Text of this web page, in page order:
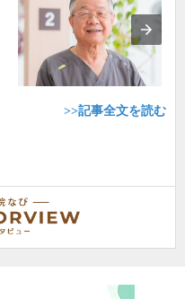
>>記事全文を読む